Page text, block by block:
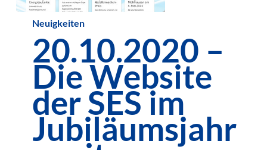
20.10.2020
Website
Neuigkeiten
20.10.2020 –
Die Website
der SES im
Jubiläumsjahr